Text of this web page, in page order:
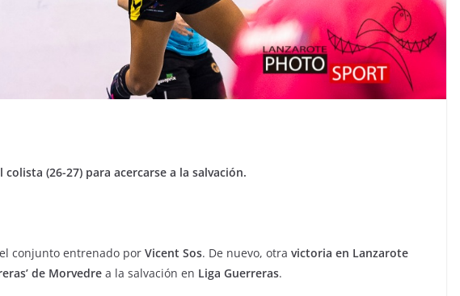
(26-27) para acercarse a la salvación.
conjunto entrenado por Vicent Sos. De nuevo, otra victoria en Lanzarote
de Morvedre a la salvación en Liga Guerreras.